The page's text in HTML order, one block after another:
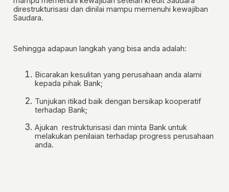
direstrukturisasi dan dinilai mampu memenuhi kewajiban
Saudara.
Sehingga adapaun langkah yang bisa anda adalah:
Bicarakan kesulitan yang perusahaan anda alami
kepada pihak Bank;
Tunjukan itikad baik dengan bersikap kooperatif
terhadap Bank;
Ajukan restrukturisasi dan minta Bank untuk
melakukan penilaian terhadap progress perusahaan
anda.